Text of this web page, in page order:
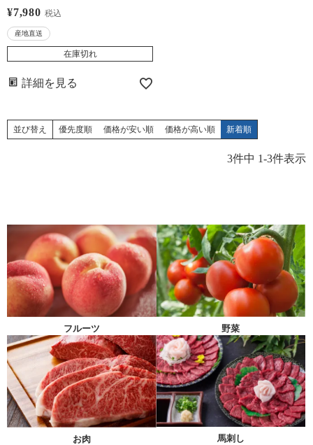
ル代別 ＜6月中旬より出荷予定
ーツ 冷蔵便 おおしまや
¥7,980 税込
産地直送
在庫切れ
詳細を見る
並び替え 優先度順 価格が安い順 価格が高い順 新着順
3件中 1-3件表示
フルーツ 野菜
お肉 馬刺し